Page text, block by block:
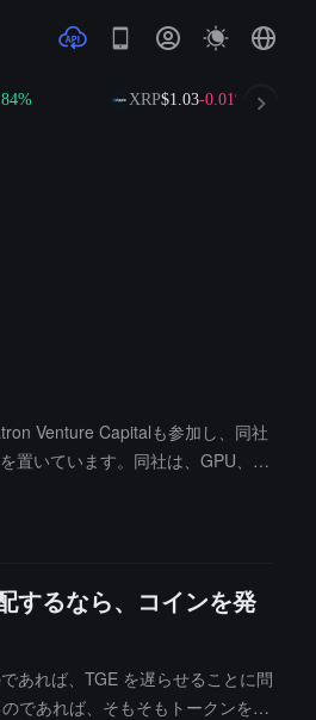
XRP$1.03-0.01%
Venture Capitalも参加し、同社
置いています。同社は、GPU、C
最初のIPの研究開発を完了し、
するなら、コインを発
あれば、TGE を遅らせることに問
であれば、そもそもトークンを発